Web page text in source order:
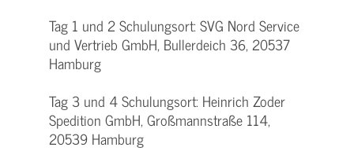
Tag 1 und 2 Schulungsort: SVG Nord Service
und Vertrieb GmbH, Bullerdeich 36, 20537
Hamburg
Tag 3 und 4 Schulungsort: Heinrich Zoder
Spedition GmbH, Großmannstraße 114,
20539 Hamburg